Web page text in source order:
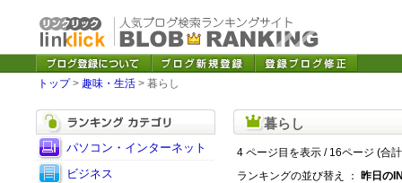
トップ> 趣味・生活 > 暮らし
パソコン・インターネット
ビジネス
暮らし
4 ページ目を表示 / 16ページ (合
ランキングの並び替え ： 昨日の